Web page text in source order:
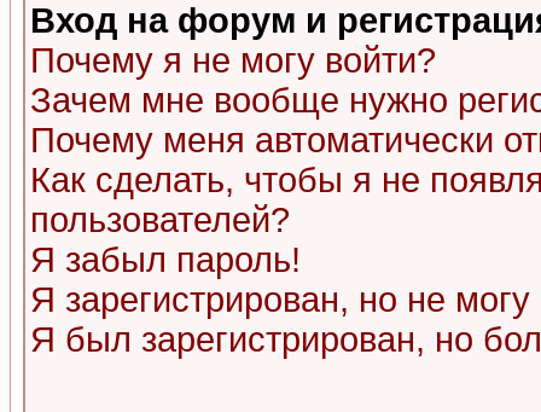
Вход на форум и
Почему я не могу войти?
Зачем мне вообще нужно
Почему меня автоматически
Как сделать, чтобы я не
пользователей?
Я забыл пароль!
Я зарегистрирован, но не могу
Я был зарегистрирован, но